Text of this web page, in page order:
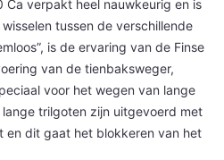
Ca verpakt heel nauwkeurig en is
tussen de verschillende
is de ervaring van de Finse
van de tienbaksweger,
voor het wegen van lange
trilgoten zijn uitgevoerd met
en dit gaat het blokkeren van het